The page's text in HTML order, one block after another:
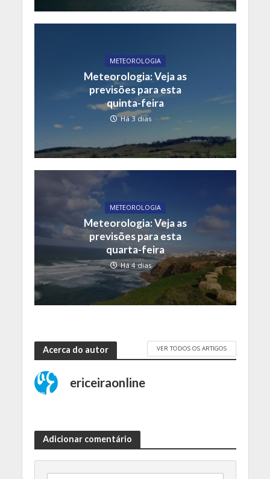
METEOROLOGIA
Meteorologia: Veja as
previsões para esta
quinta-feira
Há 3 dias
METEOROLOGIA
Meteorologia: Veja as
previsões para esta
quarta-feira
Há 4 dias
Acerca do autor VER TODOS OS ARTIGOS
ericeiraonline
Adicionar comentário